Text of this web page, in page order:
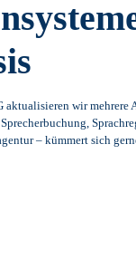
aktualisieren wir mehrere
– kümmert sich